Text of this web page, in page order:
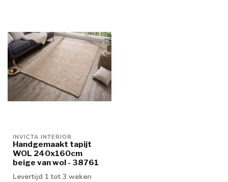
INVICTA INTERIOR
Handgemaakt tapijt
WOL 240x160cm
beige van wol - 38761
Levertijd 1 tot 3 weken